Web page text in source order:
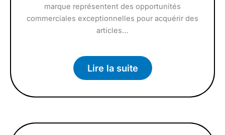
marque représentent des opportunités
commerciales exceptionnelles pour acquérir des
articles…
Lire la suite